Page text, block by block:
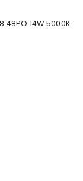
48PO 14W 5000K